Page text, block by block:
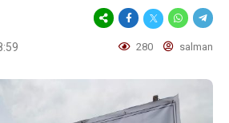
280 salman